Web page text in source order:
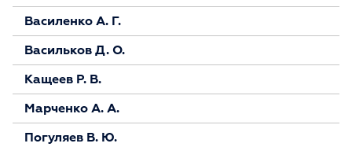
Василенко А. Г.
Васильков Д. О.
Кащеев Р. В.
Марченко А. А.
Погуляев В. Ю.